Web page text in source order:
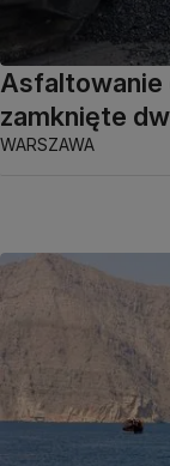
Asfaltowanie
zamknięte
WARSZAWA